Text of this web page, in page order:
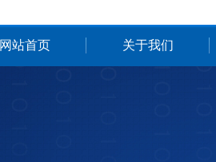
网站首页 关于我们